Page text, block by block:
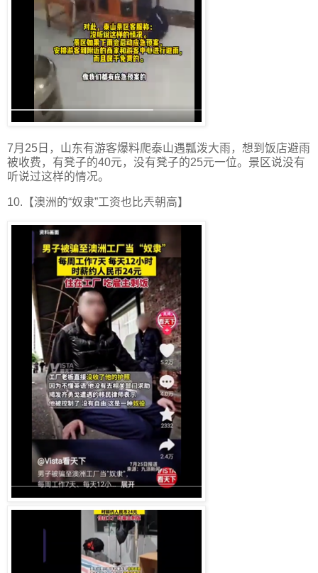
7月25日，山东有游客爆料爬泰山遇瓢泼大雨，想到饭店避雨
被收费，有凳子的40元，没有凳子的25元一位。景区说没有
听说过这样的情况。
10.【澳洲的“奴隶”工资也比兲朝高】